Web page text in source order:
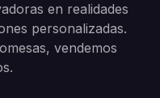
en realidades
personalizadas.
vendemos